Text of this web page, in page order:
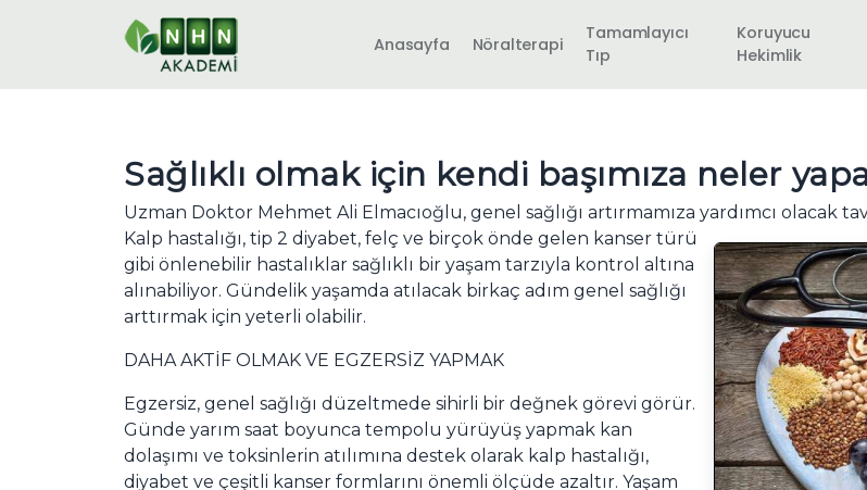
Anasayfa Nöralterapi
Tamamlayıcı
Tıp
Koruyucu
Hekimlik
Sağlıklı olmak için kendi başımıza neler
Uzman Doktor Mehmet Ali Elmacıoğlu, genel sağlığı artırmamıza yardımcı olacak
Kalp hastalığı, tip 2 diyabet, felç ve birçok önde gelen kanser türü
gibi önlenebilir hastalıklar sağlıklı bir yaşam tarzıyla kontrol altına
alınabiliyor. Gündelik yaşamda atılacak birkaç adım genel sağlığı
arttırmak için yeterli olabilir.
DAHA AKTİF OLMAK VE EGZERSİZ YAPMAK
Egzersiz, genel sağlığı düzeltmede sihirli bir değnek görevi görür.
Günde yarım saat boyunca tempolu yürüyüş yapmak kan
dolaşımı ve toksinlerin atılımına destek olarak kalp hastalığı,
diyabet ve çeşitli kanser formlarını önemli ölçüde azaltır. Yaşam